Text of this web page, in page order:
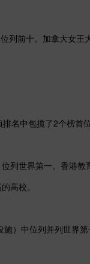
列前十。加拿大女
名中包揽了2个榜首
列世界第一。香港
高校。
）中位列并列世界